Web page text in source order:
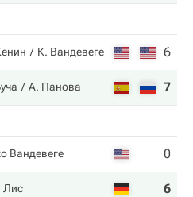
К. Вандевеге 6
А. Панова 7
Вандевеге 0
Лис 6